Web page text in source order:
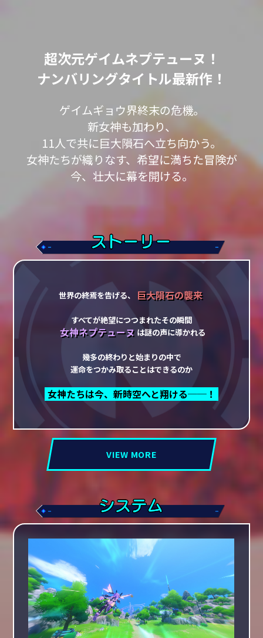
超次元ゲイムネプテューヌ！
ナンバリングタイトル最新作！
ゲイムギョウ界終末の危機。
新女神も加わり、
11人で共に巨大隕石へ立ち向かう。
女神たちが織りなす、希望に満ちた冒険が
今、壮大に幕を開ける。
世界の終焉を告げる、 巨大隕石の襲来
すべてが絶望につつまれたその瞬間
女神ネプテューヌ は謎の声に導かれる
幾多の終わりと始まりの中で
運命をつかみ取ることはできるのか
女神たちは今、新時空へと翔ける──！
VIEW MORE